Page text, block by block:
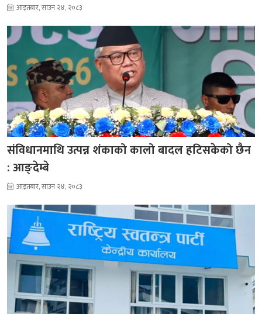
आइतबार, साउन २४, २०८३
संविधानमाथि उत्पन्न शंकाको कालो बादल हटिसकेको छैन
: आङ्देम्बे
आइतबार, साउन २४, २०८३